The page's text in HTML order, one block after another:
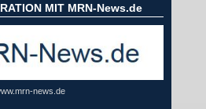
MIT MRN-News.de
news.de